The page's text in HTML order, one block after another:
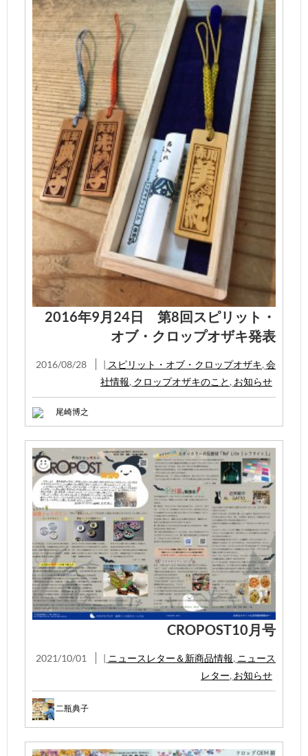
2016年9月24日 第8回スピリット・
オブ・クロップオザキ発表
2016/08/28 | スピリット・オブ・クロップオザキ, 会
社情報, クロップオザキのこと , お知らせ
尾崎博之
CROPOST10月号
2021/10/01 | ニュースレター＆新商品情報, ニュース
レター, お知らせ
二瓶典子